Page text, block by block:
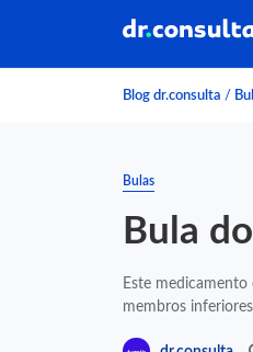
Blog dr.consulta /
Bulas
Bula
Este
membros